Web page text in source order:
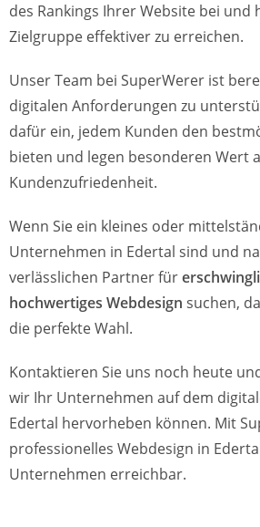
des Rankings Ihrer Website bei und
Zielgruppe effektiver zu erreichen.
Unser Team bei SuperWerer ist
digitalen Anforderungen zu
dafür ein, jedem Kunden den
bieten und legen besonderen Wert
Kundenzufriedenheit.
Wenn Sie ein kleines oder
Unternehmen in Edertal sind und
verlässlichen Partner für
hochwertiges Webdesign suchen,
die perfekte Wahl.
Kontaktieren Sie uns noch heute
wir Ihr Unternehmen auf dem
Edertal hervorheben können. Mit
professionelles Webdesign in
Unternehmen erreichbar.